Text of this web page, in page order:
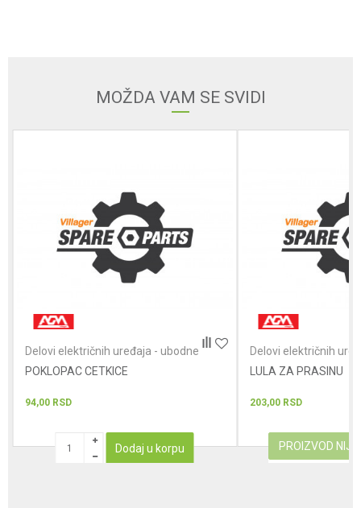
POŠALJI
MOŽDA VAM SE SVIDI
Delovi električnih uređaja - ubodne
POKLOPAC CETKICE
94,00 RSD
Dodaj u korpu
Delovi električnih
LULA ZA PRASINU
203,00 RSD
PROIZVOD